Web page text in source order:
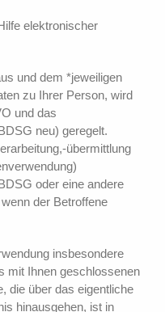
elektronischer
und dem *jeweiligen
zu Ihrer Person, wird
und das
neu) geregelt.
übermittlung
oder eine andere
der Betroffene
insbesondere
mit Ihnen geschlossenen
die über das eigentliche
hinausgehen, ist in